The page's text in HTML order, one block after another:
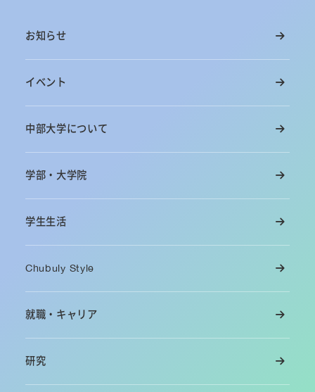
お知らせ
イベント
中部大学について
学部・大学院
学生生活
Chubuly Style
就職・キャリア
研究